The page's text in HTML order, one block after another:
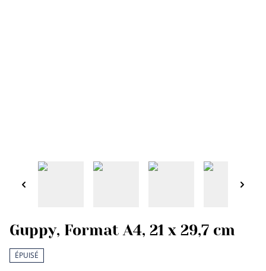
Guppy, Format A4, 21 x 29,7 cm
ÉPUISÉ